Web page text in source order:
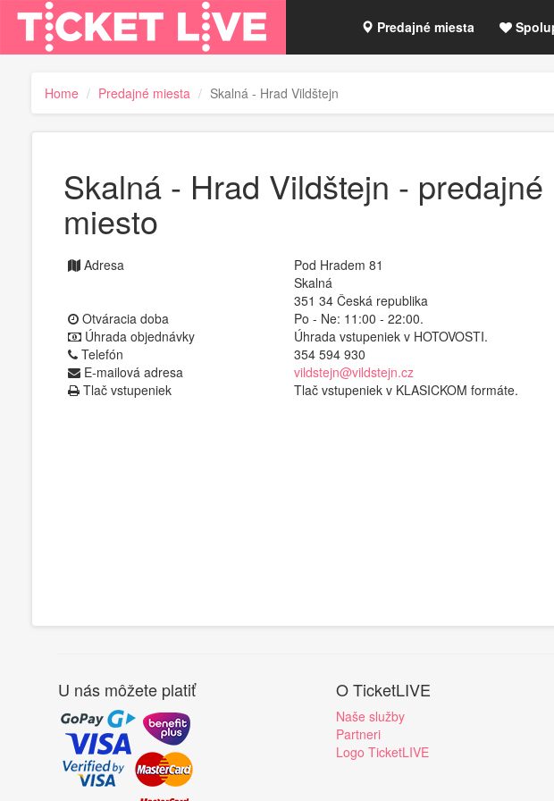
Predajné miesta
TicketLIVE účet / Registrácia
Home Predajné miesta Skalná - Hrad Vildštejn
Skalná - Hrad Vildštejn - predajné
miesto
Adresa
Pod Hradem 81
Skalná
351 34 Česká republika
Otváracia doba
Po - Ne: 11:00 - 22:00.
Úhrada objednávky
Úhrada vstupeniek v HOTOVOSTI.
Telefón
354 594 930
E-mailová adresa
vildstejn@vildstejn.cz
Tlač vstupeniek
Tlač vstupeniek v KLASICKOM formáte.
U nás môžete platiť O TicketLIVE
Naše služby
Partneri
Logo TicketLIVE